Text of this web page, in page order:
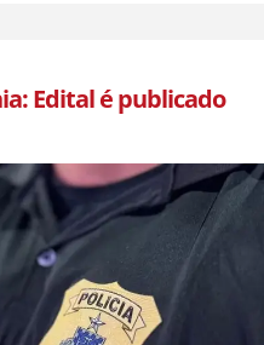
Edital é publicado